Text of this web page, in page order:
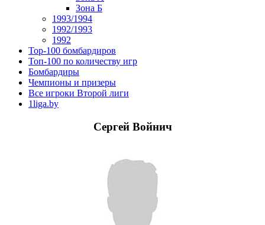
Зона Б
1993/1994
1992/1993
1992
Top-100 бомбардиров
Топ-100 по количеству игр
Бомбардиры
Чемпионы и призеры
Все игроки Второй лиги
1liga.by
Сергей Войнич